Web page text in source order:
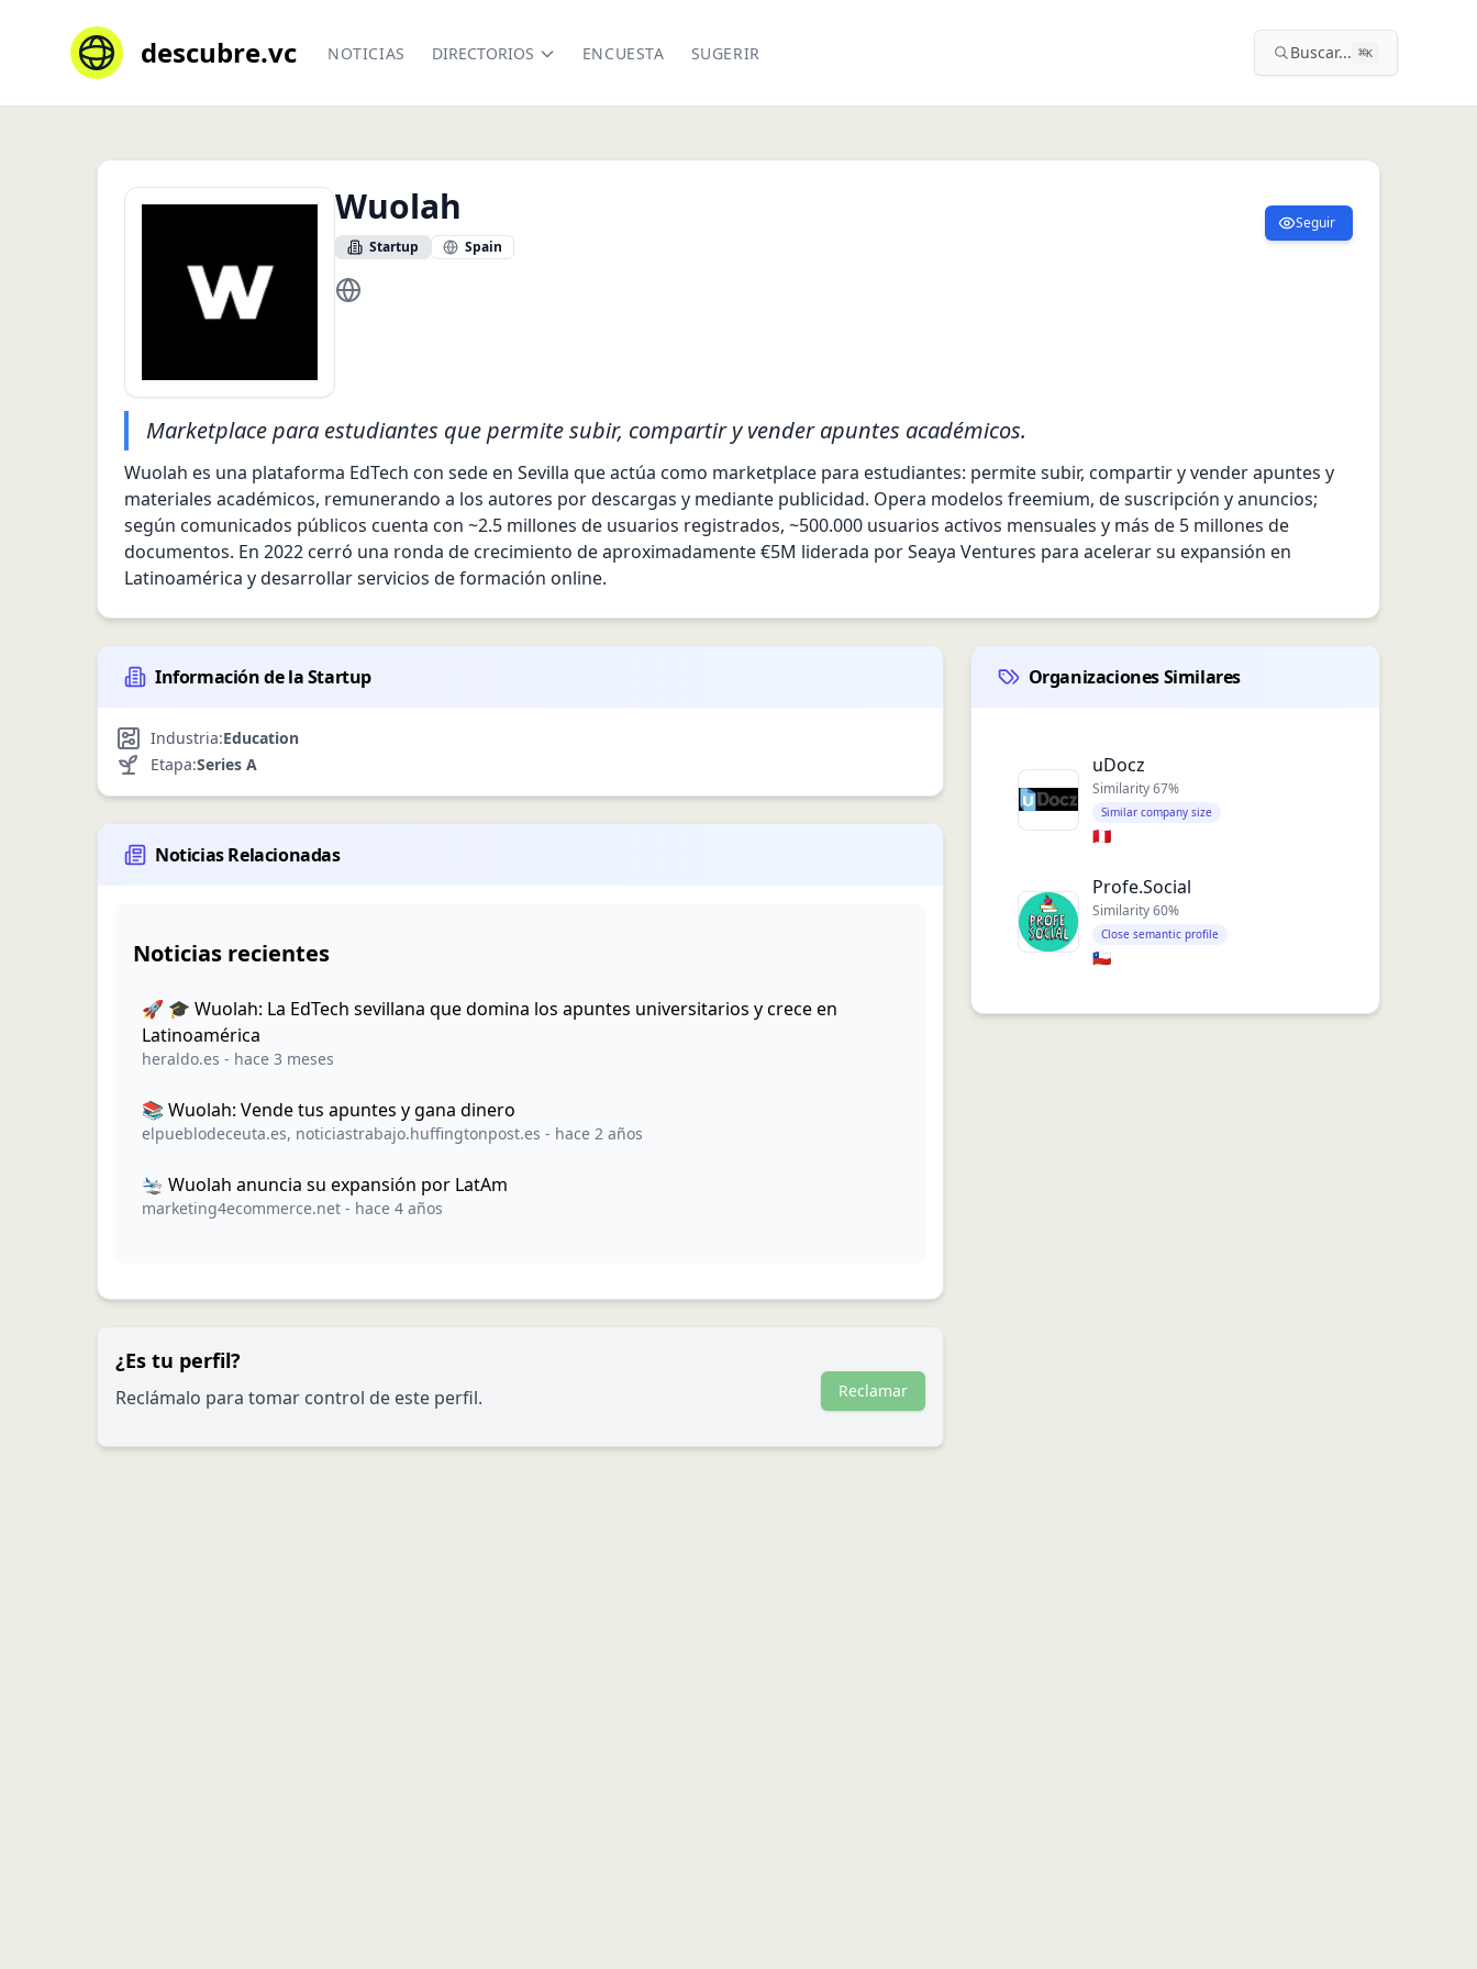
descubre.vc NOTICIAS DIRECTORIOS ENCUESTA SUGERIR Buscar... ⌘K
Wuolah
Startup Spain
Seguir
https://www.wuolah.com/
Marketplace para estudiantes que permite subir, compartir y vender apuntes académicos.
Wuolah es una plataforma EdTech con sede en Sevilla que actúa como marketplace para estudiantes: permite subir, compartir y vender apuntes y
materiales académicos, remunerando a los autores por descargas y mediante publicidad. Opera modelos freemium, de suscripción y anuncios;
según comunicados públicos cuenta con ~2.5 millones de usuarios registrados, ~500.000 usuarios activos mensuales y más de 5 millones de
documentos. En 2022 cerró una ronda de crecimiento de aproximadamente €5M liderada por Seaya Ventures para acelerar su expansión en
Latinoamérica y desarrollar servicios de formación online.
Información de la Startup
Industria:Education
Etapa:Series A
Noticias Relacionadas
Noticias recientes
🚀 🎓 Wuolah: La EdTech sevillana que domina los apuntes universitarios y crece en
Latinoamérica
heraldo.es - hace 3 meses
📚 Wuolah: Vende tus apuntes y gana dinero
elpueblodeceuta.es, noticiastrabajo.huffingtonpost.es - hace 2 años
🛬 Wuolah anuncia su expansión por LatAm
marketing4ecommerce.net - hace 4 años
¿Es tu perfil?
Reclámalo para tomar control de este perfil. Reclamar
Organizaciones Similares
uDocz
Similarity67%
Similar company size
🇵🇪
Profe.Social
Similarity60%
Close semantic profile
🇨🇱